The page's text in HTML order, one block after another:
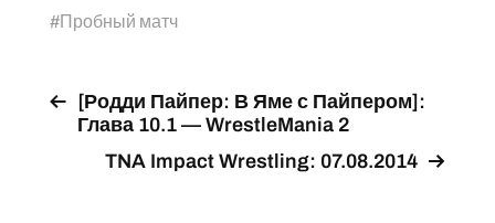
#Пробный матч
[Родди Пайпер: В Яме с Пайпером]:
Глава 10.1 — WrestleMania 2
TNA Impact Wrestling: 07.08.2014